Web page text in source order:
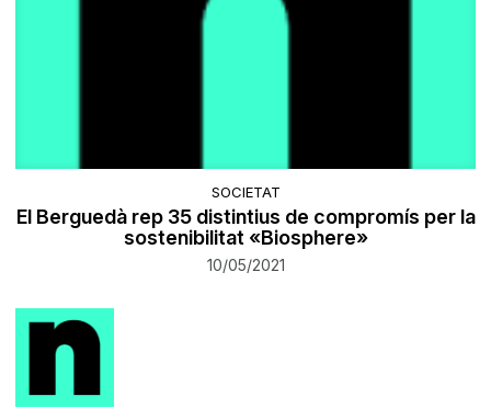
SOCIETAT
El Berguedà rep 35 distintius de compromís per la
sostenibilitat «Biosphere»
10/05/2021